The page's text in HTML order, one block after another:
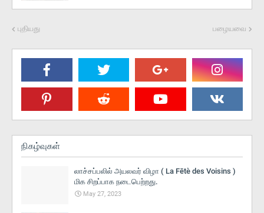
புதியது பழையவை
நிகழ்வுகள்
லாச்சப்பலில் அயலவர் விழா ( La Fētè des Voisins )
மிக சிறப்பாக நடைபெற்றது.
May 27, 2023